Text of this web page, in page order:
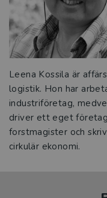
Leena Kossila är
logistik. Hon har
industriföretag,
driver ett eget
forstmagister och
cirkulär ekonomi.